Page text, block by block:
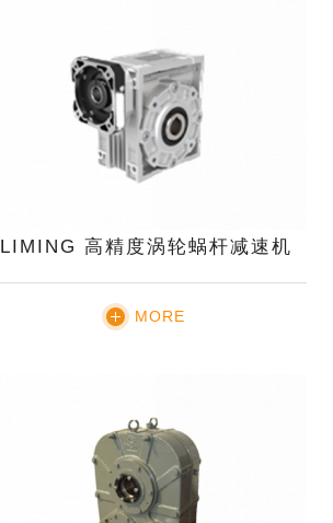
LIMING 高精度涡轮蜗杆减速机
MORE